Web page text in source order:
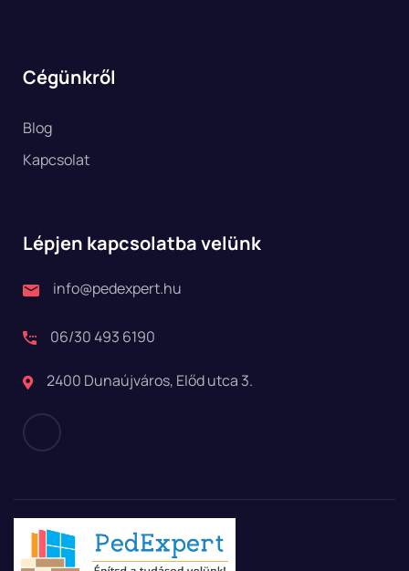
Cégünkről
Blog
Kapcsolat
Lépjen kapcsolatba velünk
info@pedexpert.hu
06/30 493 6190
2400 Dunaújváros, Előd utca 3.